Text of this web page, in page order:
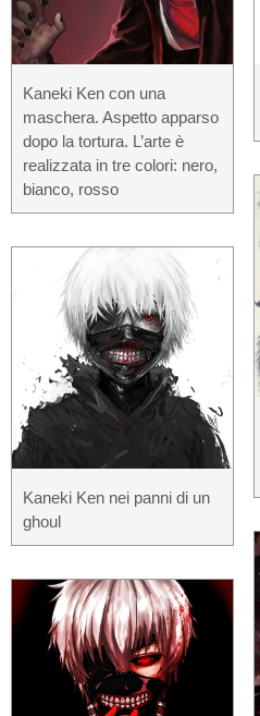
Kaneki Ken con una
maschera. Aspetto apparso
dopo la tortura. L’arte è
realizzata in tre colori: nero,
bianco, rosso
Kaneki Ken nei panni di un
ghoul